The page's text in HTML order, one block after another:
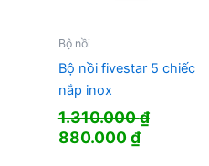
Bộ nồi
Bộ nồi fivestar 5 chiếc
nắp inox
1.310.000₫
Giá
880.000₫Giá